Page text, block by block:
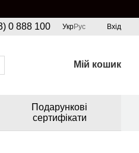
0 888 100 УкрРус Вхід
Мій кошик
Подарункові
сертифікати